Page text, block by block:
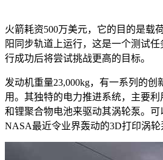
火箭耗资500万美元，它的目的是载
阳同步轨道上运行，这是一个测试任
行成功后将尝试挑战更高的目标。
发动机重量23,000kg，有一系列的创
用。其独特的电力推进系统，主要
和锂聚合物电池来驱动其涡轮泵。
NASA最近令业界轰动的3D打印涡轮